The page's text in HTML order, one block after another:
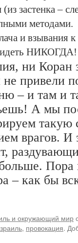
застенка –
методами.
и взывания
НИКОГДА!
ни Коран
не привели
– и там и
А мы
такую
врагов. И
Пора
– как бы
и окружающий мир
, провокация.